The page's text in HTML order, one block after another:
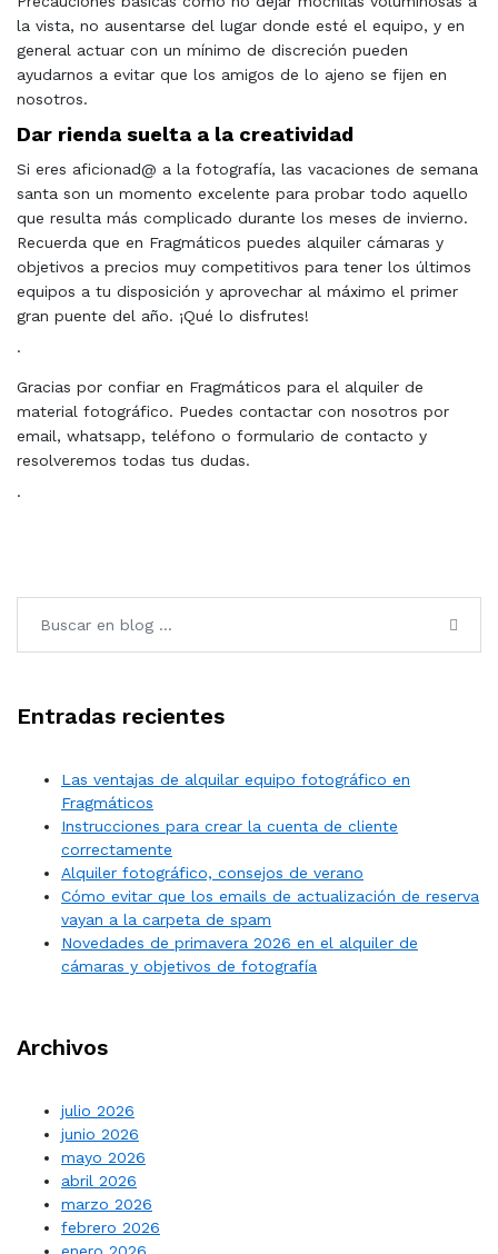
la vista, no ausentarse del lugar donde esté el equipo, y en
general actuar con un mínimo de discreción pueden
ayudarnos a evitar que los amigos de lo ajeno se fijen en
nosotros.
Dar rienda suelta a la creatividad
Si eres aficionad@ a la fotografía, las vacaciones de semana
santa son un momento excelente para probar todo aquello
que resulta más complicado durante los meses de invierno.
Recuerda que en Fragmáticos puedes alquiler cámaras y
objetivos a precios muy competitivos para tener los últimos
equipos a tu disposición y aprovechar al máximo el primer
gran puente del año. ¡Qué lo disfrutes!
·
Gracias por confiar en Fragmáticos para el alquiler de
material fotográfico. Puedes contactar con nosotros por
email, whatsapp, teléfono o formulario de contacto y
resolveremos todas tus dudas.
·
Entradas recientes
Las ventajas de alquilar equipo fotográfico en
Fragmáticos
Instrucciones para crear la cuenta de cliente
correctamente
Alquiler fotográfico, consejos de verano
Cómo evitar que los emails de actualización de reserva
vayan a la carpeta de spam
Novedades de primavera 2026 en el alquiler de
cámaras y objetivos de fotografía
Archivos
julio 2026
junio 2026
mayo 2026
abril 2026
marzo 2026
febrero 2026